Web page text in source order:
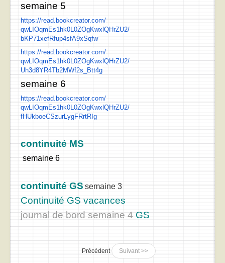
semaine 5
https://read.bookcreator.com/
qwLIOqmEs1hk0L0ZOgKwxlQHrZU2/
bKP71xefRfup4sfA9xSqfw
https://read.bookcreator.com/
qwLIOqmEs1hk0L0ZOgKwxlQHrZU2/
Uh3d8YR4Tb2MWf2s_Btt4g
semaine 6
https://read.bookcreator.com/
qwLIOqmEs1hk0L0ZOgKwxlQHrZU2/
fHUkboeCSzurLygFRrtRIg
continuité MS
semaine 6
continuité GS semaine 3
Continuité GS vacances
journal de bord semaine 4 GS
Précédent Suivant >>